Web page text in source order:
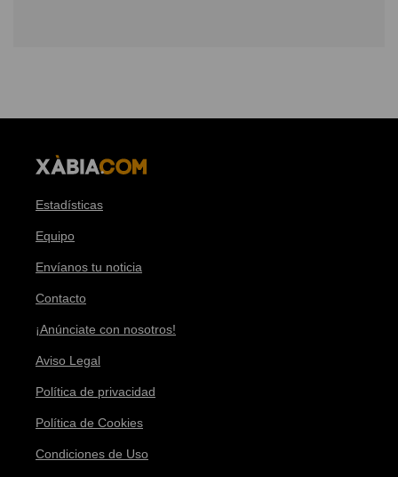
Estadísticas
Equipo
Envíanos tu noticia
Contacto
¡Anúnciate con nosotros!
Aviso Legal
Política de privacidad
Política de Cookies
Condiciones de Uso